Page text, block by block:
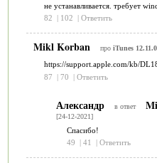
не устанавливается. требует
82
| 102 | Ответить
Mikl Korban про iTunes
https://support.apple.com/kb/
87
| 70 | Ответить
Александр в ответ
[24-12-2021]
Спасибо!
49
| 41 | Ответить